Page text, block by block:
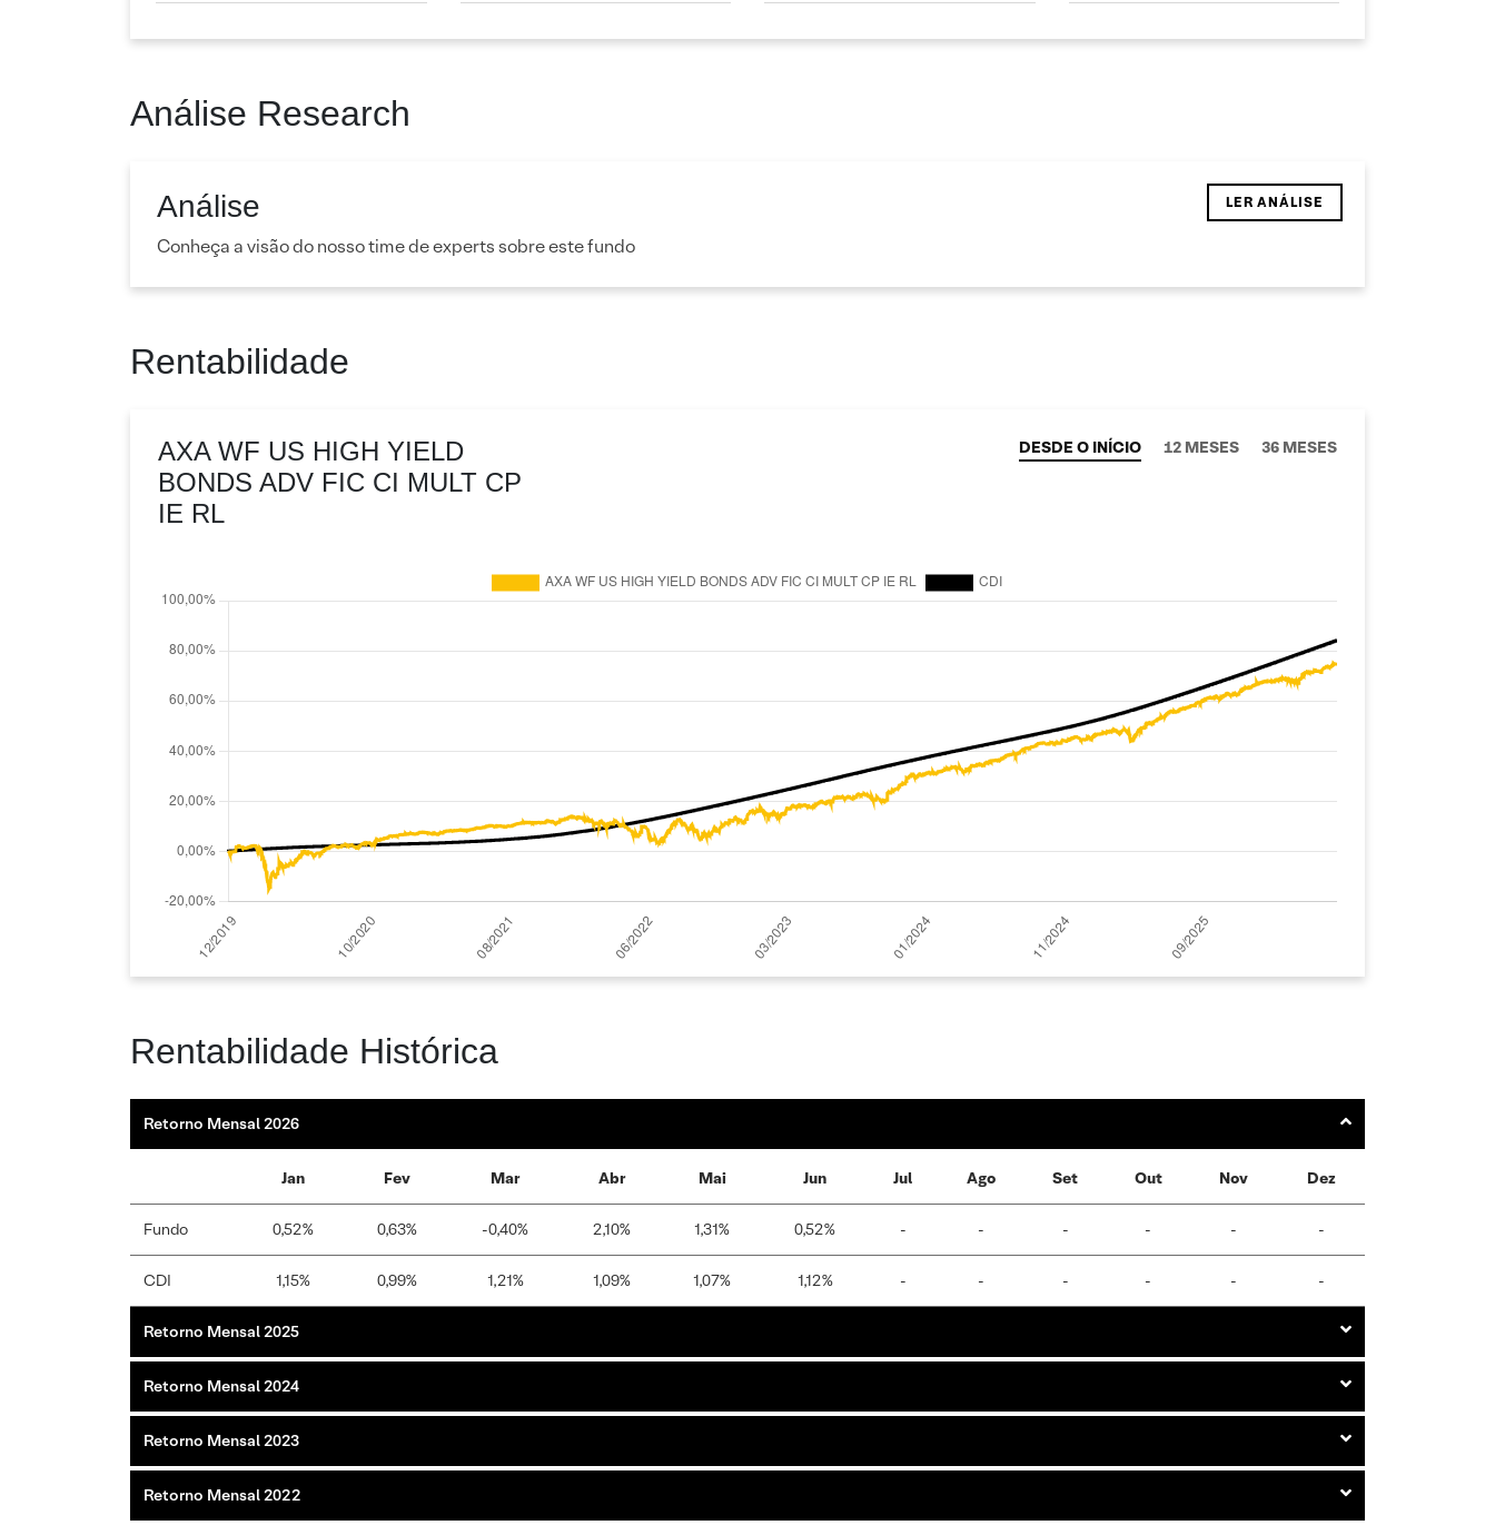
Análise Research
Análise
Conheça a visão do nosso time de experts sobre este fundo
LER ANÁLISE
Rentabilidade
AXA WF US HIGH YIELD
BONDS ADV FIC CI MULT CP
IE RL
DESDE O INÍCIO 12 MESES 36 MESES
Rentabilidade Histórica
Retorno Mensal 2026
Jan Fev Mar Abr Mai Jun Jul Ago Set Out Nov Dez
Fundo 0,52% 0,63% -0,40% 2,10% 1,31% 0,52% - - - - - -
CDI 1,15% 0,99% 1,21% 1,09% 1,07% 1,12% - - - - - -
Retorno Mensal 2025
Retorno Mensal 2024
Retorno Mensal 2023
Retorno Mensal 2022